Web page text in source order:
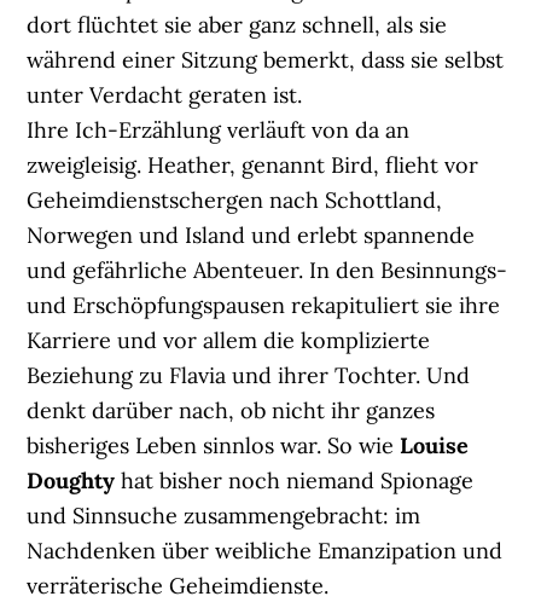
dort flüchtet sie aber ganz schnell, als sie
während einer Sitzung bemerkt, dass sie selbst
unter Verdacht geraten ist.
Ihre Ich-Erzählung verläuft von da an
zweigleisig. Heather, genannt Bird, flieht vor
Geheimdienstschergen nach Schottland,
Norwegen und Island und erlebt spannende
und gefährliche Abenteuer. In den Besinnungs-
und Erschöpfungspausen rekapituliert sie ihre
Karriere und vor allem die komplizierte
Beziehung zu Flavia und ihrer Tochter. Und
denkt darüber nach, ob nicht ihr ganzes
bisheriges Leben sinnlos war. So wieLouise
Doughty hat bisher noch niemand Spionage
und Sinnsuche zusammengebracht: im
Nachdenken über weibliche Emanzipation und
verräterische Geheimdienste.